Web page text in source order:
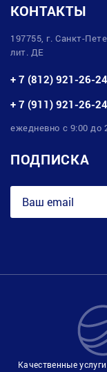
КОНТАКТЫ
197755, г. Санкт-
лит. ДЕ
+ 7 (812) 921-26-24
+ 7 (911) 921-26-24
ежедневно с 9:00 до
ПОДПИСКА
Качественные